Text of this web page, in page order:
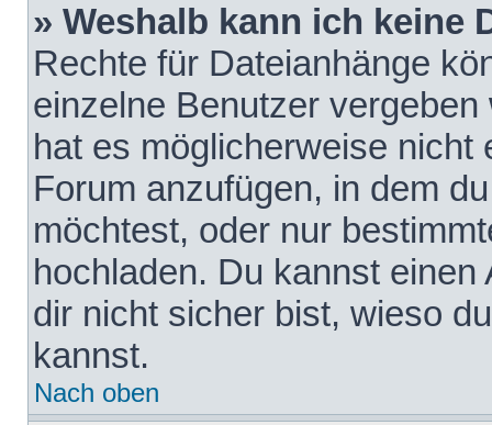
» Weshalb kann ich keine
Rechte für Dateianhänge
einzelne Benutzer
hat es möglicherweise nicht
Forum anzufügen, in dem
möchtest, oder nur
hochladen. Du kannst
dir nicht sicher bist, wieso
kannst.
Nach oben